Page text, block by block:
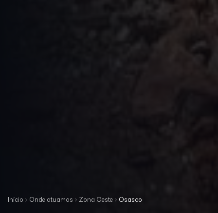
Início Onde atuamos Zona Oeste Osasco